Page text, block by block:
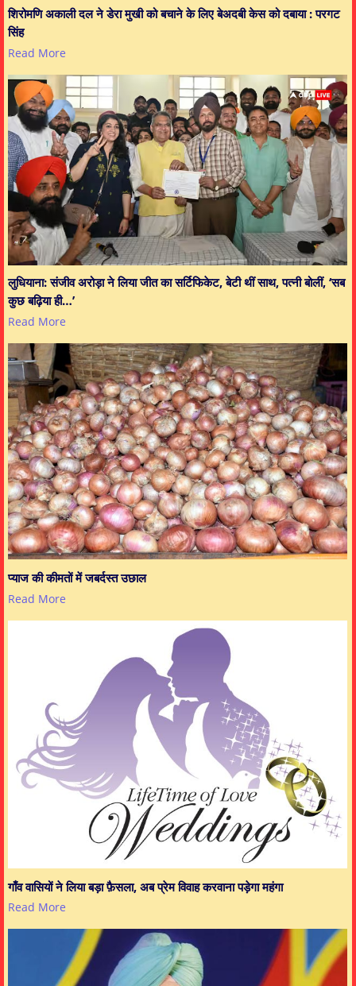
शिरोमणि अकाली दल ने डेरा मुखी को बचाने के लिए बेअदबी केस को दबाया : परगट
सिंह
Read More
लुधियाना: संजीव अरोड़ा ने लिया जीत का सर्टिफिकेट, बेटी थीं साथ, पत्नी बोलीं, ‘सब
कुछ बढ़िया ही…’
Read More
प्याज की कीमतों में जबर्दस्त उछाल
Read More
गाँव वासियों ने लिया बड़ा फ़ैसला, अब प्रेम विवाह करवाना पड़ेगा महंगा
Read More